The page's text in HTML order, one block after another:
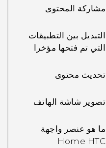
مشاركة المحتوى
التبديل بين التطبيقات
التي تم فتحها مؤخرا
تحديث محتوى
تصوير شاشة الهاتف
ما هو عنصر واجهة
Home HTC